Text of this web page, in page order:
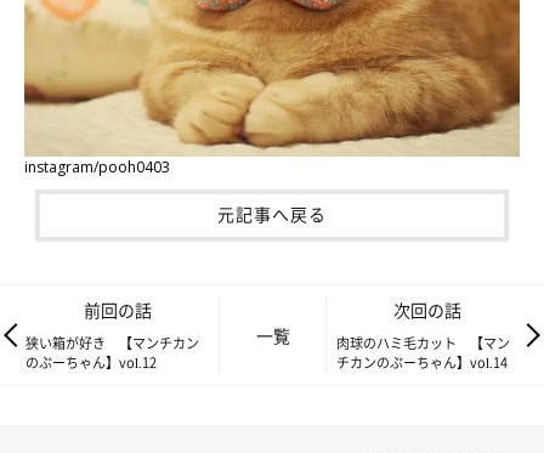
instagram/pooh0403
元記事へ戻る
前回の話
狭い箱が好き 【マンチカン
のぷーちゃん】vol.12
一覧
次回の話
肉球のハミ毛カット 【マン
チカンのぷーちゃん】vol.14